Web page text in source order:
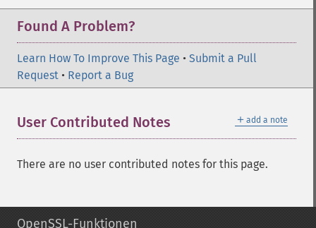
Found A Problem?
Learn How To Improve This Page • Submit a Pull
Request • Report a Bug
＋ add a note
User Contributed Notes
There are no user contributed notes for this page.
OpenSSL-Funktionen